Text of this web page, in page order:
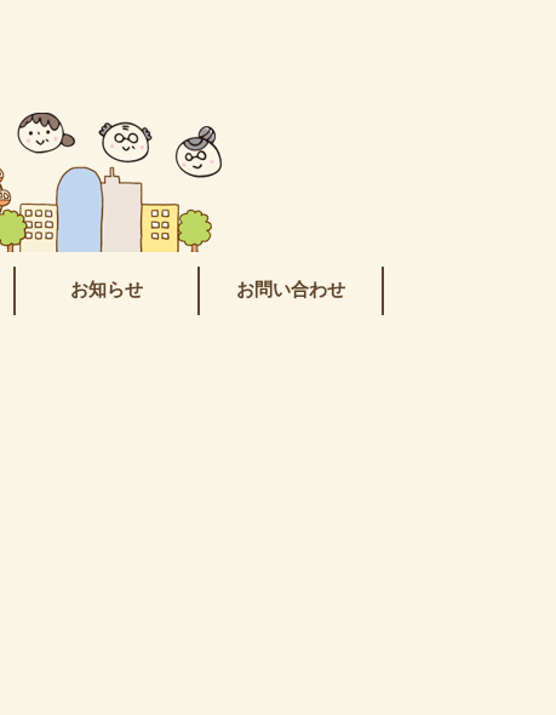
お知らせ お問い合わせ